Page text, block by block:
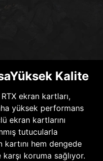
Kalite
ekran kartları,
yüksek performans
ekran kartlarını
tutucularla
kartını hem dengede
koruma sağlıyor.